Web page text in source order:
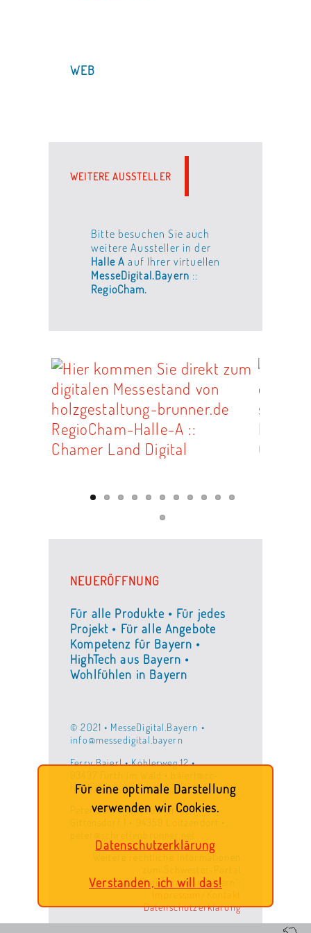
WEB
WEITERE AUSSTELLER
Bitte besuchen Sie auch
weitere Aussteller in der
Halle A auf Ihrer virtuellen
MesseDigital.Bayern ::
RegioCham.
NEUERÖFFNUNG
Für alle Produkte • Für jedes
Projekt • Für alle Angebote
Kompetenz für Bayern •
HighTech aus Bayern •
Wohlfühlen in Bayern
© 2021 • MesseDigital.Bayern •
info@messedigital.bayern
Ferry Baierl • Köhlerweg 12 •
furth.de
Peter Schrettenbrunner •
Weitere rechtliche Informationen
'ois.gmachtin.bayern':
Datenschutzerklärung
Für eine optimale Darstellung
verwenden wir Cookies.
Datenschutzerklärung
Verstanden, ich will das!